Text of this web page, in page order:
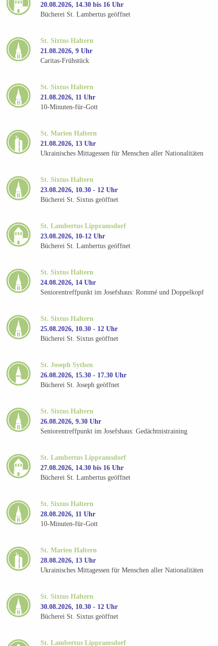
20.08.2026, 14.30 bis 16 Uhr
Bücherei St. Lambertus geöffnet
St. Sixtus Haltern
21.08.2026, 9 Uhr
Caritas-Frühstück
St. Sixtus Haltern
21.08.2026, 11 Uhr
10-Minuten-für-Gott
St. Marien Haltern
21.08.2026, 13 Uhr
Ukrainisches Mittagessen für Menschen aller Nationalitäten
St. Sixtus Haltern
23.08.2026, 10.30 - 12 Uhr
Bücherei St. Sixtus geöffnet
St. Lambertus Lippramsdorf
23.08.2026, 10-12 Uhr
Bücherei St. Lambertus geöffnet
St. Sixtus Haltern
24.08.2026, 14 Uhr
Seniorentreffpunkt im Josefshaus: Rommé und Doppelkopf
St. Sixtus Haltern
25.08.2026, 10.30 - 12 Uhr
Bücherei St. Sixtus geöffnet
St. Joseph Sythen
26.08.2026, 15.30 - 17.30 Uhr
Bücherei St. Joseph geöffnet
St. Sixtus Haltern
26.08.2026, 9.30 Uhr
Seniorentreffpunkt im Josefshaus: Gedächtnistraining
St. Lambertus Lippramsdorf
27.08.2026, 14.30 bis 16 Uhr
Bücherei St. Lambertus geöffnet
St. Sixtus Haltern
28.08.2026, 11 Uhr
10-Minuten-für-Gott
St. Marien Haltern
28.08.2026, 13 Uhr
Ukrainisches Mittagessen für Menschen aller Nationalitäten
St. Sixtus Haltern
30.08.2026, 10.30 - 12 Uhr
Bücherei St. Sixtus geöffnet
St. Lambertus Lippramsdorf